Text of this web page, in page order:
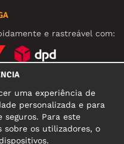
e rastreável com:
uma experiência de
personalizada e para
seguros. Para este
sobre os utilizadores, o